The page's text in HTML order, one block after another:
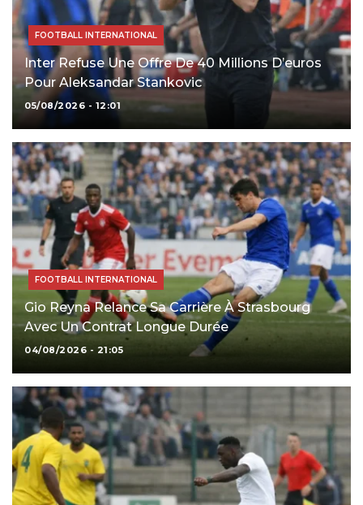
FOOTBALL INTERNATIONAL
Inter Refuse Une Offre De 40 Millions D’euros
Pour Aleksandar Stankovic
05/08/2026 - 12:01
FOOTBALL INTERNATIONAL
Gio Reyna Relance Sa Carrière À Strasbourg
Avec Un Contrat Longue Durée
04/08/2026 - 21:05